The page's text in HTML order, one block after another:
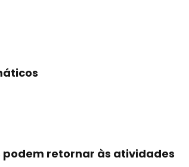
retornar às atividades